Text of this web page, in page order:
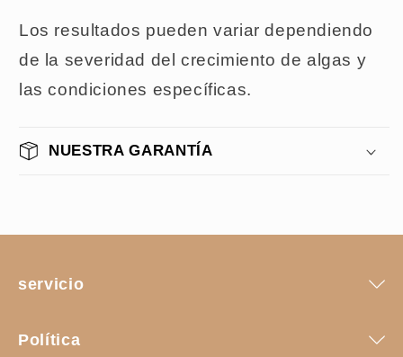
Los resultados pueden variar dependiendo
de la severidad del crecimiento de algas y
las condiciones específicas.
NUESTRA GARANTÍA
servicio
Política